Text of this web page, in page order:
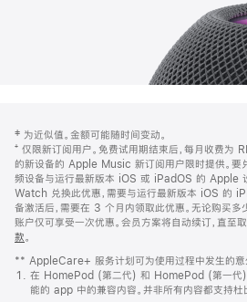
页
页
脚
注
‡ 为近似值。金额可能随时间变动。
⁺ 仅限新订阅用户。免费试用期结束后，每月收费为
的新设备的 Apple Music 新订阅用户限时提供。要
频设备与运行最新版本 iOS 或 iPadOS 的 Apple
Watch 兑换此优惠，需要与运行最新版本 iOS 的
备激活后，需要在 3 个月内领取此优惠。无论购买
账户仅可享受一次优惠。会员方案将自动续订，直至
款。
窗
口
中
** AppleCare+ 服务计划可为使用过程中发生的意
在 HomePod (第二代) 和 HomePod (第一代)
能的 app 中的兼容内容。并非所有内容都支持杜